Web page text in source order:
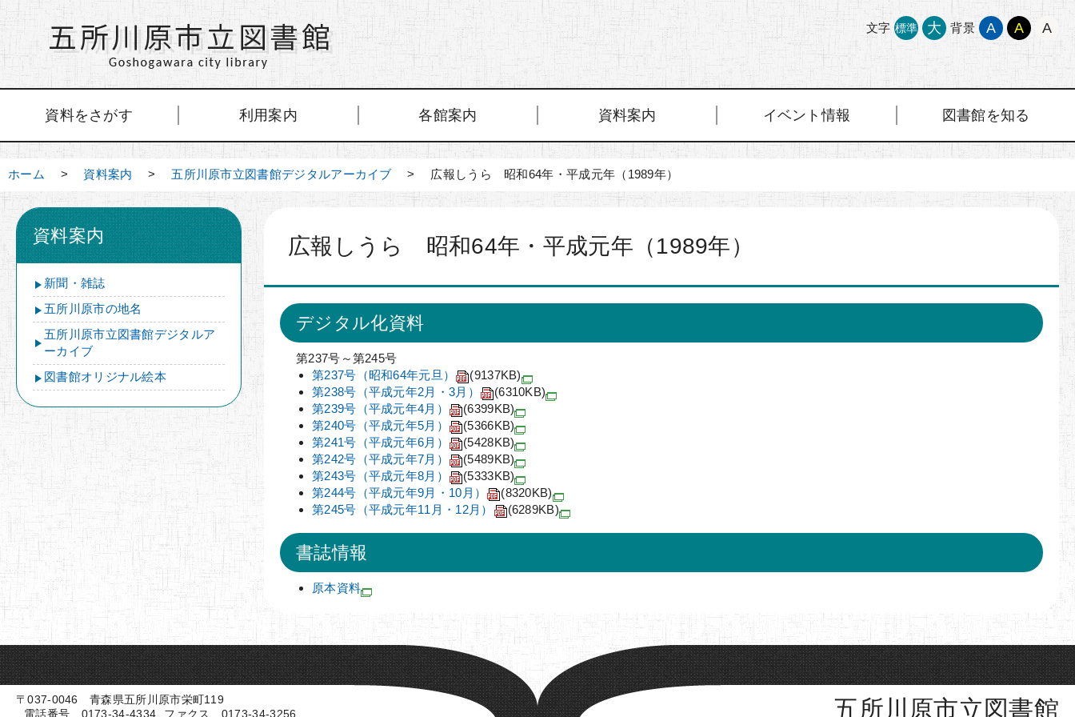
文字 標準 大 背景 A A A
資料をさがす 利用案内 各館案内 資料案内 イベント情報 図書館を知る
ホーム > 資料案内 > 五所川原市立図書館デジタルアーカイブ > 広報しうら 昭和64年・平成元年（1989年）
広報しうら 昭和64年・平成元年（1989年）
デジタル化資料
第237号～第245号
第237号（昭和64年元旦）
(9137KB)
第238号（平成元年2月・3月）
(6310KB)
第239号（平成元年4月）
(6399KB)
第240号（平成元年5月）
(5366KB)
第241号（平成元年6月）
(5428KB)
第242号（平成元年7月）
(5489KB)
第243号（平成元年8月）
(5333KB)
第244号（平成元年9月・10月）
(8320KB)
第245号（平成元年11月・12月）
(6289KB)
書誌情報
原本資料
資料案内
新聞・雑誌
五所川原市の地名
五所川原市立図書館デジタルア
ーカイブ
図書館オリジナル絵本
五所川原市立図書館
〒037-0046 青森県五所川原市栄町119
電話番号 0173-34-4334
ファクス 0173-34-3256